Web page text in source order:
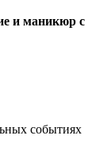
и маникюр с
событиях